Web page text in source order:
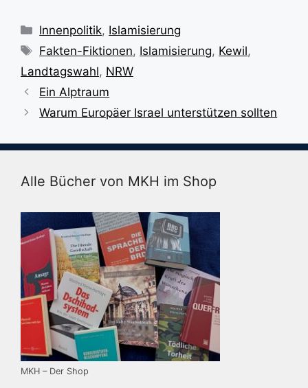
Kategorien
Innenpolitik, Islamisierung
Schlagwörter
Fakten-Fiktionen, Islamisierung, Kewil,
Landtagswahl, NRW
Ein Alptraum
Warum Europäer Israel unterstützen sollten
Alle Bücher von MKH im Shop
MKH – Der Shop